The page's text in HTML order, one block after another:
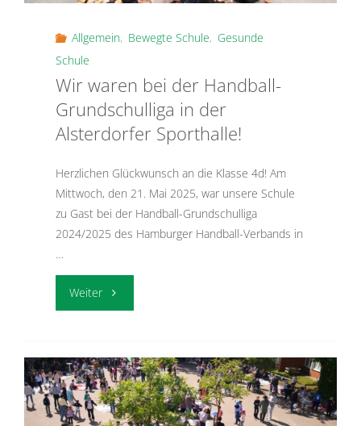
Allgemein, Bewegte Schule, Gesunde
Schule
Wir waren bei der Handball-
Grundschulliga in der
Alsterdorfer Sporthalle!
Herzlichen Glückwunsch an die Klasse 4d! Am
Mittwoch, den 21. Mai 2025, war unsere Schule
zu Gast bei der Handball-Grundschulliga
2024/2025 des Hamburger Handball-Verbands in
…
Weiter"Wir
bei
der